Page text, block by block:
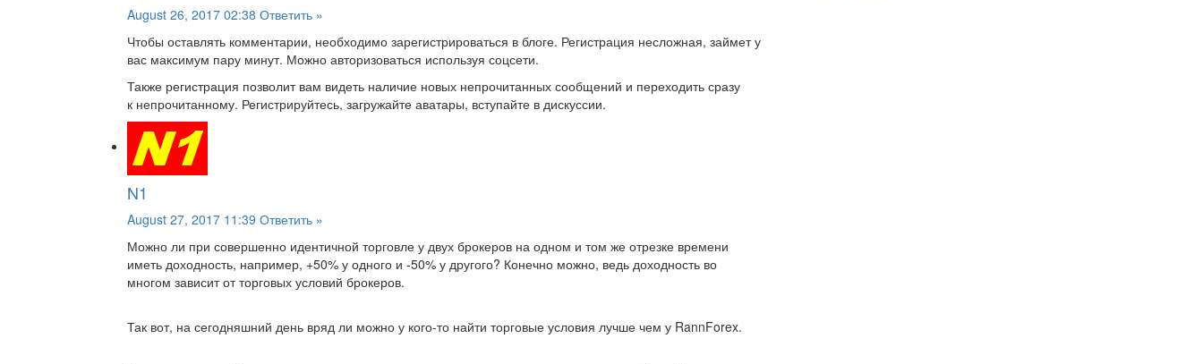
August 26, 2017 02:38 Ответить »
Чтобы оставлять комментарии, необходимо зарегистрироваться в блоге. Регистрация несложная, займет у
вас максимум пару минут. Можно авторизоваться используя соцсети.
Также регистрация позволит вам видеть наличие новых непрочитанных сообщений и переходить сразу
к непрочитанному. Регистрируйтесь, загружайте аватары, вступайте в дискуссии.
N1
August 27, 2017 11:39 Ответить »
Можно ли при совершенно идентичной торговле у двух брокеров на одном и том же отрезке времени
иметь доходность, например, +50% у одного и -50% у другого? Конечно можно, ведь доходность во
многом зависит от торговых условий брокеров.
Так вот, на сегодняшний день вряд ли можно у кого-то найти торговые условия лучше чем у RannForex.